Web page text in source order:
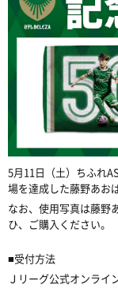
5月11日（土） ちふれ
場を達成した藤野あお
なお、使用写真は藤野
ひ、ご購入ください。
■受付方法
Ｊリーグ公式オンラ